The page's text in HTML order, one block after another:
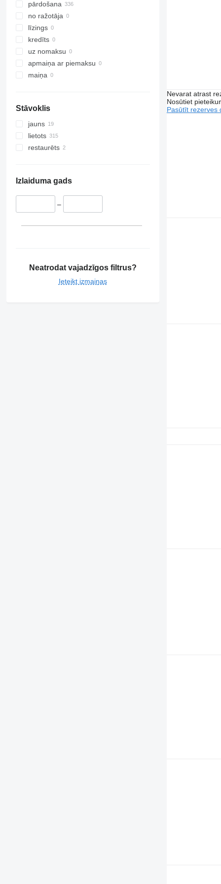
pārdošana
no ražotāja
līzings
kredīts
uz nomaksu
apmaiņa ar piemaksu
maiņa
Stāvoklis
jauns
lietots
restaurēts
Izlaiduma gads
–
Neatrodat vajadzīgos filtrus?
Ieteikt izmaiņas
Nevarat atrast
Nosūtiet
Pasūtīt rezerves